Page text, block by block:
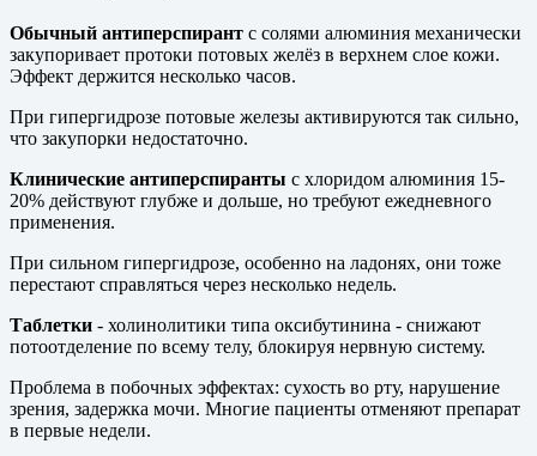
Обычный антиперспирант с солями алюминия механически
закупоривает протоки потовых желёз в верхнем слое кожи.
Эффект держится несколько часов.
При гипергидрозе потовые железы активируются так сильно,
что закупорки недостаточно.
Клинические антиперспиранты с хлоридом алюминия 15-
20% действуют глубже и дольше, но требуют ежедневного
применения.
При сильном гипергидрозе, особенно на ладонях, они тоже
перестают справляться через несколько недель.
Таблетки - холинолитики типа оксибутинина - снижают
потоотделение по всему телу, блокируя нервную систему.
Проблема в побочных эффектах: сухость во рту, нарушение
зрения, задержка мочи. Многие пациенты отменяют препарат
в первые недели.